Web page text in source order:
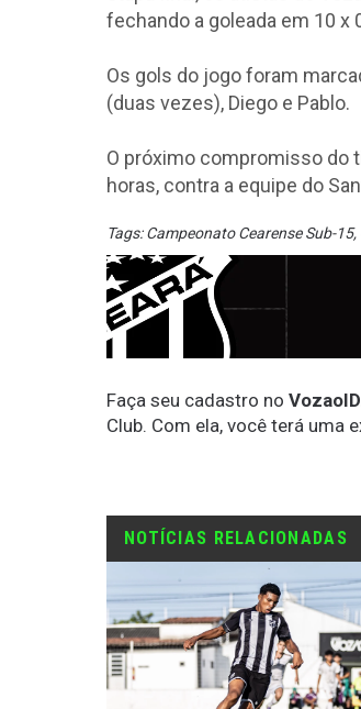
fechando a goleada em 10 x
Os gols do jogo foram
(duas vezes), Diego e Pablo.
O próximo compromisso do
horas, contra a equipe do
Tags:Campeonato Cearense Sub-15,
Faça seu cadastro no
Club. Com ela, você terá uma
NOTÍCIAS RELACIONADAS